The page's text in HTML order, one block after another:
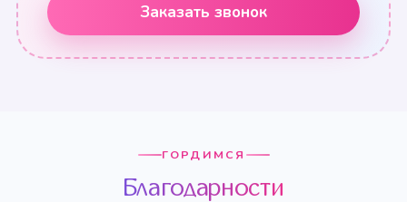
Заказать звонок
ГОРДИМСЯ
Благодарности